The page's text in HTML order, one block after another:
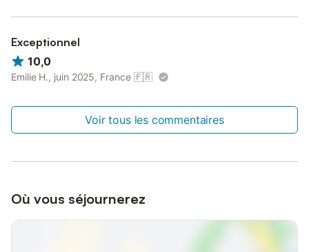
Exceptionnel
10,0
Emilie H., juin 2025, France 🇫🇷
Voir tous les commentaires
Où vous séjournerez